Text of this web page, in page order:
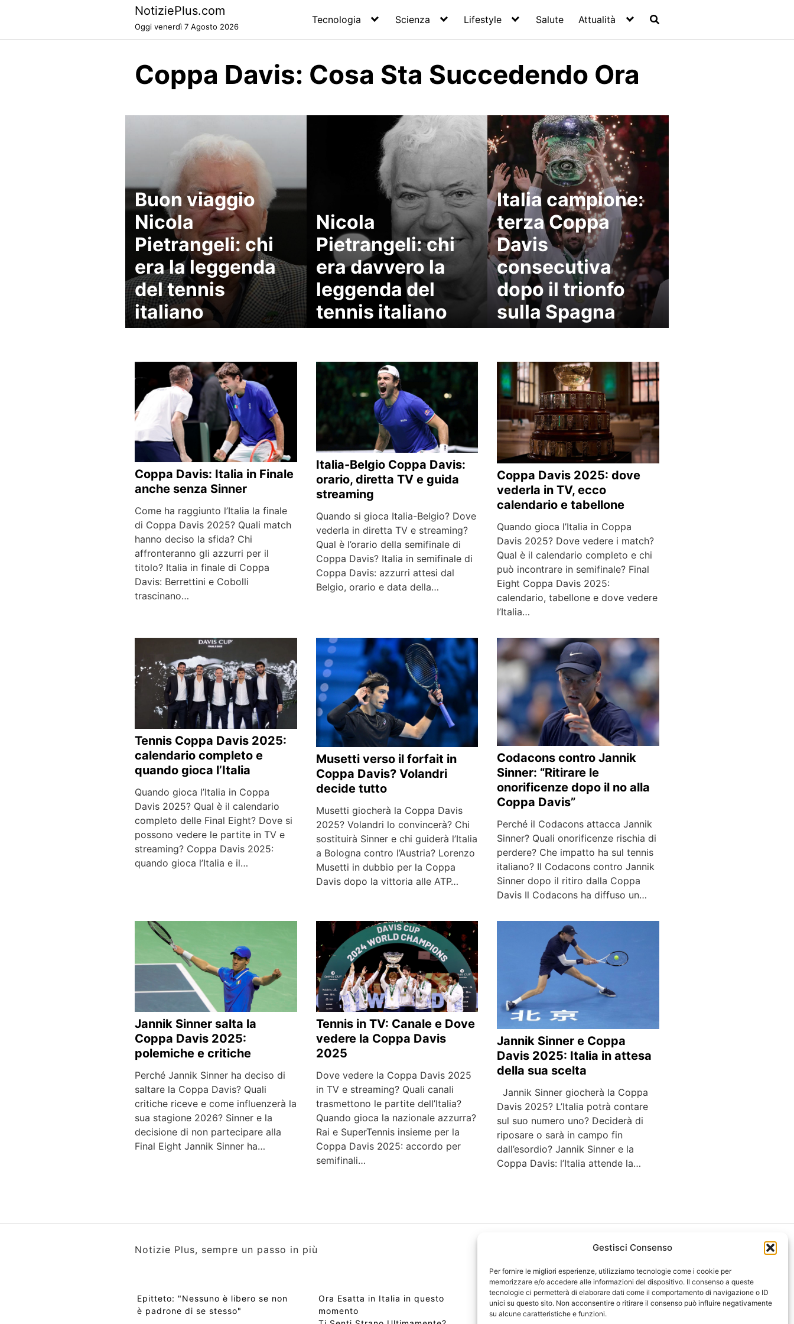
Gestisci Consenso
Per fornire le migliori esperienze, utilizziamo tecnologie come i cookie per
memorizzare e/o accedere alle informazioni del dispositivo. Il consenso a queste
tecnologie ci permetterà di elaborare dati come il comportamento di navigazione o ID
unici su questo sito. Non acconsentire o ritirare il consenso può influire negativamente
su alcune caratteristiche e funzioni.
NotiziePlus.com
Oggi venerdì 7 Agosto 2026
Tecnologia Scienza Lifestyle Salute Attualità
Coppa Davis: Cosa Sta Succedendo Ora
Buon viaggio
Nicola
Pietrangeli: chi
era la leggenda
del tennis
italiano
Nicola
Pietrangeli: chi
era davvero la
leggenda del
tennis italiano
Italia campione:
terza Coppa
Davis
consecutiva
dopo il trionfo
sulla Spagna
Coppa Davis: Italia in Finale
anche senza Sinner
Come ha raggiunto l’Italia la finale
di Coppa Davis 2025? Quali match
hanno deciso la sfida? Chi
affronteranno gli azzurri per il
titolo? Italia in finale di Coppa
Davis: Berrettini e Cobolli
trascinano…
Italia-Belgio Coppa Davis:
orario, diretta TV e guida
streaming
Quando si gioca Italia-Belgio? Dove
vederla in diretta TV e streaming?
Qual è l’orario della semifinale di
Coppa Davis? Italia in semifinale di
Coppa Davis: azzurri attesi dal
Belgio, orario e data della…
Coppa Davis 2025: dove
vederla in TV, ecco
calendario e tabellone
Quando gioca l’Italia in Coppa
Davis 2025? Dove vedere i match?
Qual è il calendario completo e chi
può incontrare in semifinale? Final
Eight Coppa Davis 2025:
calendario, tabellone e dove vedere
l’Italia…
Tennis Coppa Davis 2025:
calendario completo e
quando gioca l’Italia
Quando gioca l’Italia in Coppa
Davis 2025? Qual è il calendario
completo delle Final Eight? Dove si
possono vedere le partite in TV e
streaming? Coppa Davis 2025:
quando gioca l’Italia e il…
Musetti verso il forfait in
Coppa Davis? Volandri
decide tutto
Musetti giocherà la Coppa Davis
2025? Volandri lo convincerà? Chi
sostituirà Sinner e chi guiderà l’Italia
a Bologna contro l’Austria? Lorenzo
Musetti in dubbio per la Coppa
Davis dopo la vittoria alle ATP…
Codacons contro Jannik
Sinner: “Ritirare le
onorificenze dopo il no alla
Coppa Davis”
Perché il Codacons attacca Jannik
Sinner? Quali onorificenze rischia di
perdere? Che impatto ha sul tennis
italiano? Il Codacons contro Jannik
Sinner dopo il ritiro dalla Coppa
Davis Il Codacons ha diffuso un…
Jannik Sinner salta la
Coppa Davis 2025:
polemiche e critiche
Perché Jannik Sinner ha deciso di
saltare la Coppa Davis? Quali
critiche riceve e come influenzerà la
sua stagione 2026? Sinner e la
decisione di non partecipare alla
Final Eight Jannik Sinner ha…
Tennis in TV: Canale e Dove
vedere la Coppa Davis
2025
Dove vedere la Coppa Davis 2025
in TV e streaming? Quali canali
trasmettono le partite dell’Italia?
Quando gioca la nazionale azzurra?
Rai e SuperTennis insieme per la
Coppa Davis 2025: accordo per
semifinali…
Jannik Sinner e Coppa
Davis 2025: Italia in attesa
della sua scelta
Jannik Sinner giocherà la Coppa
Davis 2025? L’Italia potrà contare
sul suo numero uno? Deciderà di
riposare o sarà in campo fin
dall’esordio? Jannik Sinner e la
Coppa Davis: l’Italia attende la…
Notizie Plus, sempre un passo in più
Epitteto: "Nessuno è libero se non
è padrone di se stesso"
Ora Esatta in Italia in questo
momento
Copyright 2026 NotiziePlus.com
Edizioni Web4Star